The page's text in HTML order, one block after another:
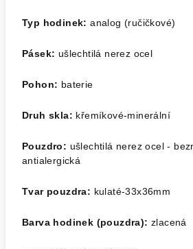
Typ hodinek: analog (ručičkové)
Pásek: ušlechtilá nerez ocel
Pohon: baterie
Druh skla: křemíkové-minerální
Pouzdro: ušlechtilá nerez ocel -
antialergická
Tvar pouzdra: kulaté-33x36mm
Barva hodinek (pouzdra): zlacená